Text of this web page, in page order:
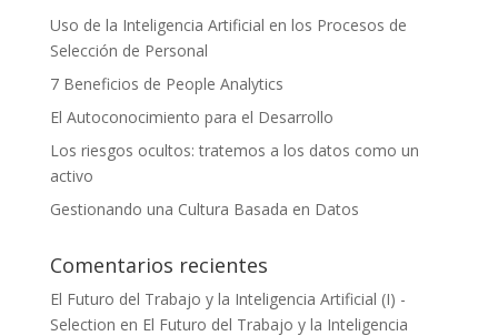
Uso de la Inteligencia Artificial en los Procesos de
Selección de Personal
7 Beneficios de People Analytics
El Autoconocimiento para el Desarrollo
Los riesgos ocultos: tratemos a los datos como un
activo
Gestionando una Cultura Basada en Datos
Comentarios recientes
El Futuro del Trabajo y la Inteligencia Artificial (I) -
Selection en El Futuro del Trabajo y la Inteligencia